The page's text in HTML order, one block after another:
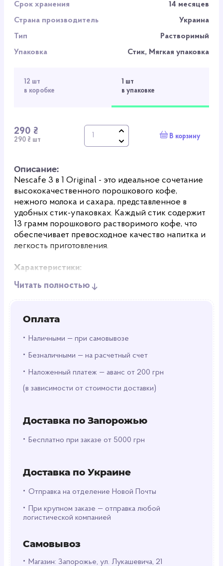
Срок хранения
14 месяцев
Страна производитель
Украина
Тип
Растворимый
Упаковка
Стик, Мягкая упаковка
12 шт
в коробке
1 шт
в упаковке
290 ₴
290 ₴ шт В корзину
Оплата
• Наличными — при самовывозе
• Безналичными — на расчетный счет
• Наложенный платеж — аванс от 200 грн
(в зависимости от стоимости доставки)
Доставка по Запорожью
• Бесплатно при заказе от 5000 грн
Доставка по Украине
• Отправка на отделение Новой Почты
•
При крупном заказе — отправка любой
логистической компанией
Самовывоз
• Магазин: Запорожье, ул. Лукашевича, 21
Описание:
Nescafe 3 в 1 Original - это идеальное сочетание
высококачественного порошкового кофе,
нежного молока и сахара, представленное в
удобных стик-упаковках. Каждый стик содержит
13 грамм порошкового растворимого кофе, что
обеспечивает превосходное качество напитка и
легкость приготовления.
Характеристики:
Упаковка:Nescafe 3 в 1 Original упакован в стики,
сахара, идеально сбалансированных для
создания неповторимого кофейного вкуса.
месяцев, что гарантирует сохранение свежести и
аромата кофе на протяжении всего периода
Сорт кофе:Купаж арабики и робусты
с идеальным балансом ароматов и оттенков.
Вид растворимого кофе:
Порошковая форма
растворимого кофе обеспечивает быстрое и
Мелкий опт:Идеальное решение для кофейных
точек, ресторанов и офисов, желающих
высококачественный кофейный напиток с
Крупный опт:Для крупных компаний и
Читать полностью